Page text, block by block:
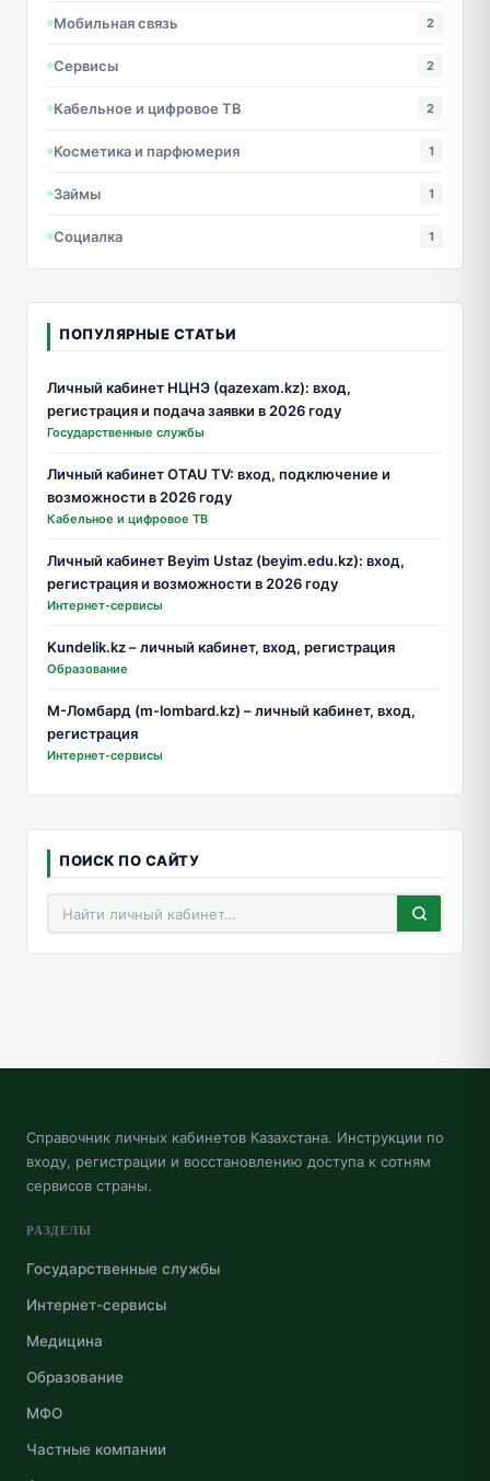
Мобильная связь 2
Сервисы 2
Кабельное и цифровое ТВ 2
Косметика и парфюмерия 1
Займы 1
Социалка 1
ПОПУЛЯРНЫЕ СТАТЬИ
Личный кабинет НЦНЭ (qazexam.kz): вход,
регистрация и подача заявки в 2026 году
Государственные службы
Личный кабинет OTAU TV: вход, подключение и
возможности в 2026 году
Кабельное и цифровое ТВ
Личный кабинет Beyim Ustaz (beyim.edu.kz): вход,
регистрация и возможности в 2026 году
Интернет-сервисы
Kundelik.kz – личный кабинет, вход, регистрация
Образование
М-Ломбард (m-lombard.kz) – личный кабинет, вход,
регистрация
Интернет-сервисы
ПОИСК ПО САЙТУ
Справочник личных кабинетов Казахстана. Инструкции по
входу, регистрации и восстановлению доступа к сотням
сервисов страны.
РАЗДЕЛЫ
Государственные службы
Интернет-сервисы
Медицина
Образование
МФО
Частные компании